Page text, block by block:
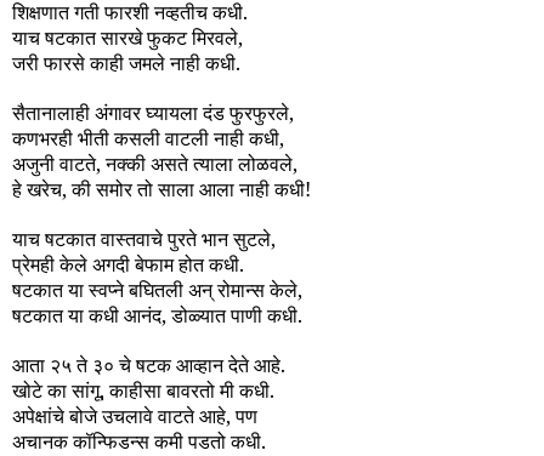
शिक्षणात गती फारशी नव्हतीच कधी.
याच षटकात सारखे फुकट मिरवले,
जरी फारसे काही जमले नाही कधी.
सैतानालाही अंगावर घ्यायला दंड फुरफुरले,
कणभरही भीती कसली वाटली नाही कधी,
अजुनी वाटते, नक्की असते त्याला लोळवले,
हे खरेच, की समोर तो साला आला नाही कधी!
याच षटकात वास्तवाचे पुरते भान सुटले,
प्रेमही केले अगदी बेफाम होत कधी.
षटकात या स्वप्ने बघितली अन् रोमान्स केले,
षटकात या कधी आनंद, डोळ्यात पाणी कधी.
आता २५ ते ३० चे षटक आव्हान देते आहे.
खोटे का सांगू, काहीसा बावरतो मी कधी.
अपेक्षांचे बोजे उचलावे वाटते आहे, पण
अचानक कॉन्फिडन्स कमी पडतो कधी.